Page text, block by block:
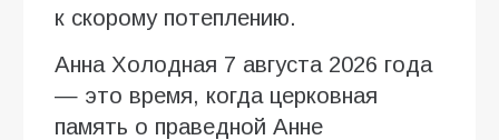
к скорому потеплению.
Анна Холодная 7 августа 2026 года
— это время, когда церковная
память о праведной Анне